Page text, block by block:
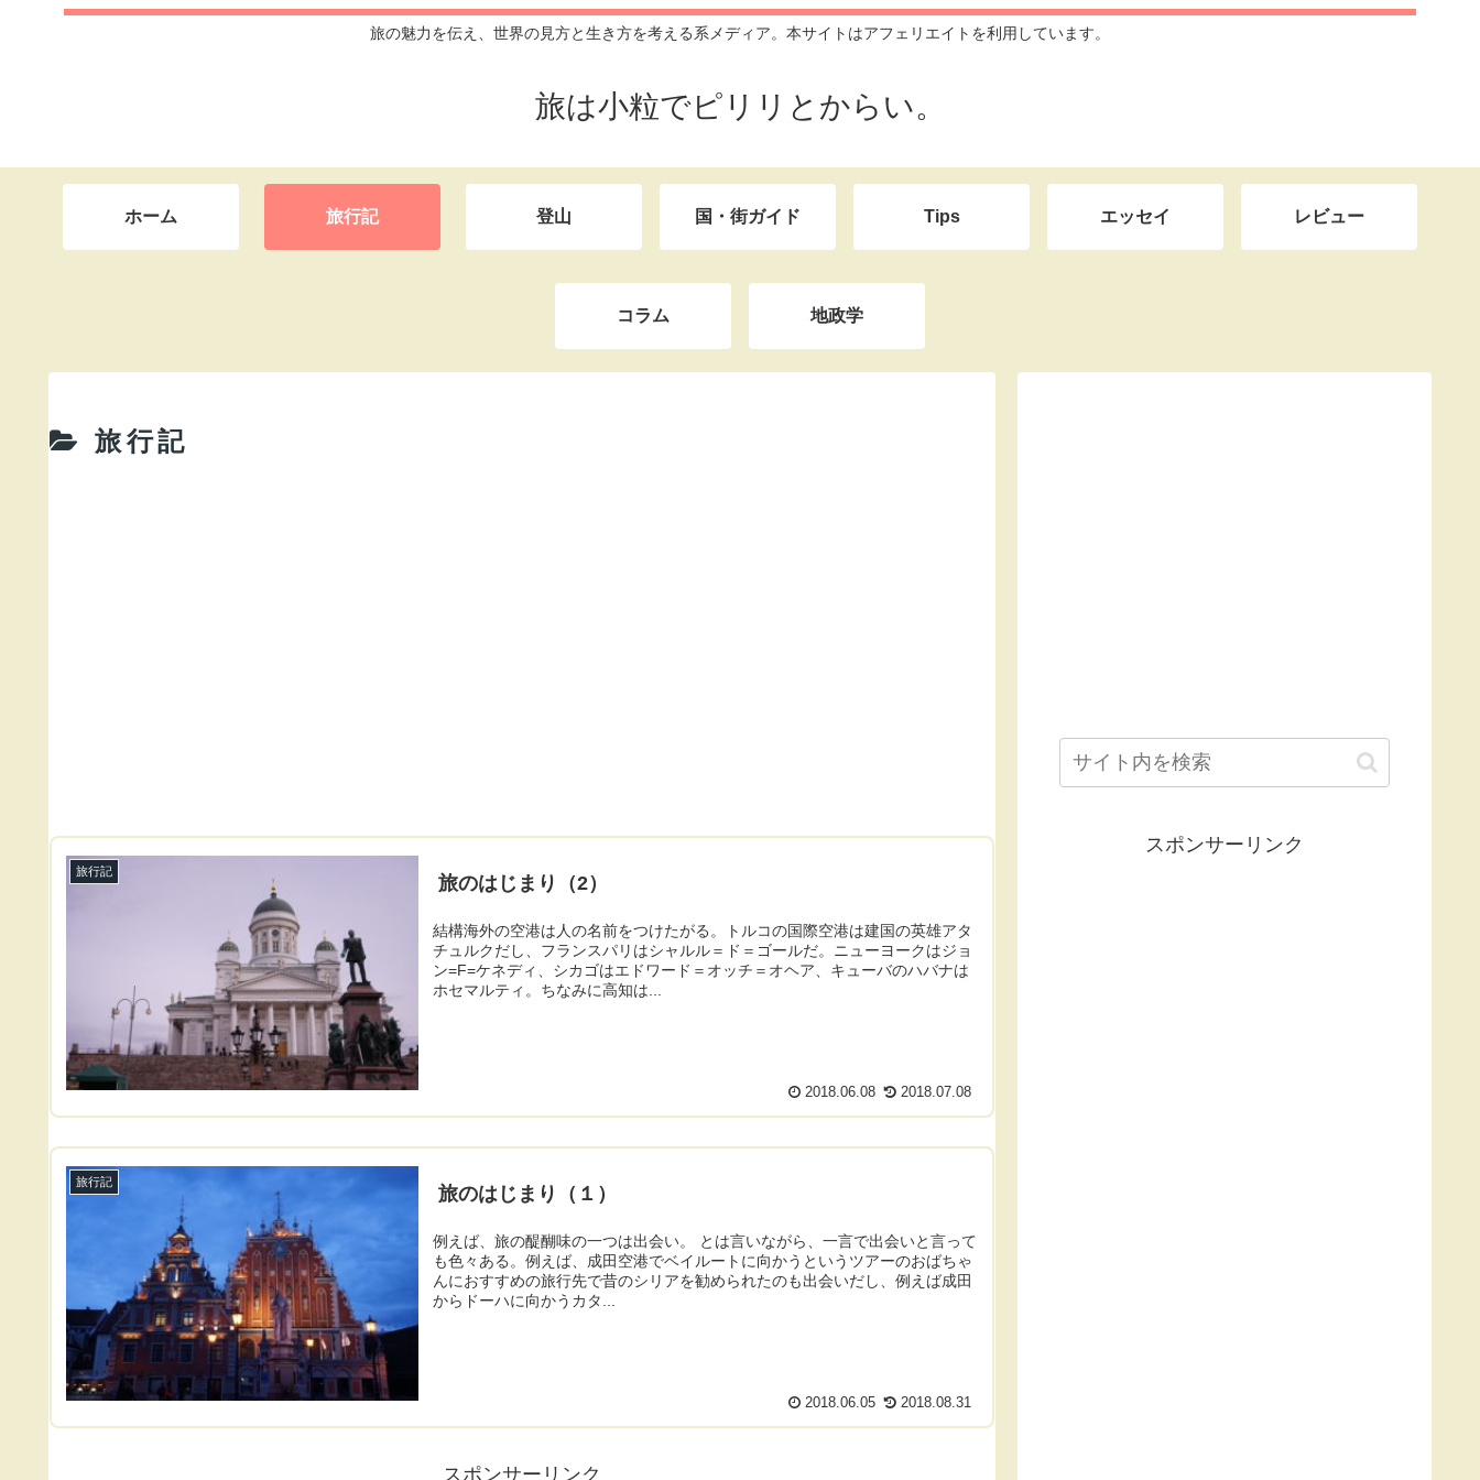
旅の魅力を伝え、世界の見方と生き方を考える系メディア。本サイトはアフェリエイトを利用しています。
旅は小粒でピリリとからい。
ホーム 旅行記 登山 国・街ガイド Tips エッセイ レビュー
コラム 地政学
旅行記
旅行記
旅のはじまり（2）
結構海外の空港は人の名前をつけたがる。トルコの国際空港は建国の英雄アタ
チュルクだし、フランスパリはシャルル＝ド＝ゴールだ。ニューヨークはジョ
ン=F=ケネディ、シカゴはエドワード＝オッチ＝オヘア、キューバのハバナは
ホセマルティ。ちなみに高知は...
2018.06.08 2018.07.08
旅行記
旅のはじまり（１）
例えば、旅の醍醐味の一つは出会い。 とは言いながら、一言で出会いと言って
も色々ある。例えば、成田空港でベイルートに向かうというツアーのおばちゃ
んにおすすめの旅行先で昔のシリアを勧められたのも出会いだし、例えば成田
からドーハに向かうカタ...
2018.06.05 2018.08.31
スポンサーリンク
スポンサーリンク